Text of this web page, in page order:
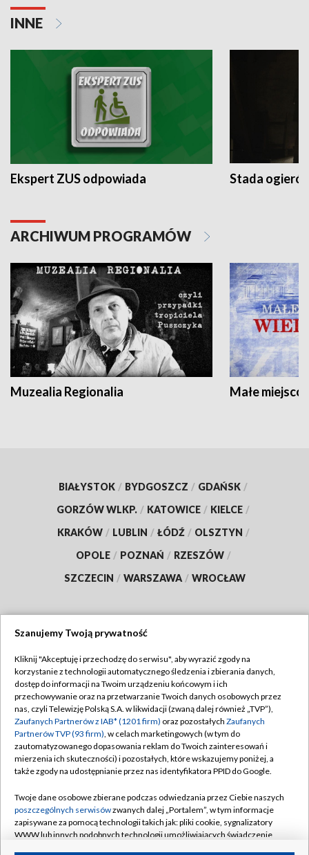
INNE
Ekspert ZUS odpowiada Stada
ARCHIWUM PROGRAMÓW
Muzealia Regionalia Małe
BIAŁYSTOK / BYDGOSZCZ / GDAŃSK /
GORZÓW WLKP. / KATOWICE / KIELCE /
KRAKÓW / LUBLIN / ŁÓDŹ / OLSZTYN /
OPOLE / POZNAŃ / RZESZÓW /
SZCZECIN / WARSZAWA / WROCŁAW
TVP
Abonament TVP
Emisja w TVP
Centrum informacji TVP
Naziemna Telewizja Cyfrowa
Rada Programowa
System NOS
Informacje o nadawcy
Regulamin TVP
Polityka prywatności
Moje zgody
Pomoc
Kontakt
Szanujemy Twoją prywatność
Kliknij "Akceptuję i przechodzę do serwisu", aby wyrazić zgody na
korzystanie z technologii automatycznego śledzenia i zbierania danych,
dostęp do informacji na Twoim urządzeniu końcowym i ich
przechowywanie oraz na przetwarzanie Twoich danych osobowych przez
nas, czyli Telewizję Polską S.A. w likwidacji (zwaną dalej również „TVP”),
Zaufanych Partnerów z IAB* (1201 firm) oraz pozostałych Zaufanych
Partnerów TVP (93 firm), w celach marketingowych (w tym do
zautomatyzowanego dopasowania reklam do Twoich zainteresowań i
mierzenia ich skuteczności) i pozostałych, które wskazujemy poniżej, a
także zgody na udostępnianie przez nas identyfikatora PPID do Google.
Twoje dane osobowe zbierane podczas odwiedzania przez Ciebie naszych
poszczególnych serwisówzwanych dalej „Portalem”, w tym informacje
zapisywane za pomocą technologii takich jak: pliki cookie, sygnalizatory
WWW lub innych podobnych technologii umożliwiających świadczenie